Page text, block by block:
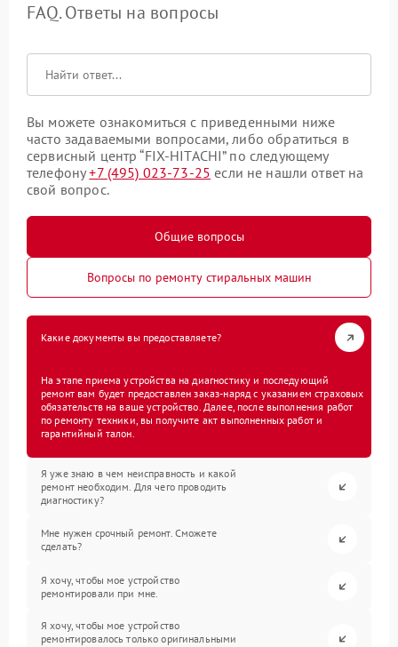
FAQ. Ответы на вопросы
Вы можете ознакомиться с приведенными ниже
часто задаваемыми вопросами, либо обратиться в
сервисный центр “FIX-HITACHI” по следующему
телефону+7 (495) 023-73-25 если не нашли ответ на
свой вопрос.
Общие вопросы
Вопросы по ремонту стиральных машин
Какие документы вы предоставляете?
На этапе приема устройства на диагностику и последующий
ремонт вам будет предоставлен заказ-наряд с указанием страховых
обязательств на ваше устройство. Далее, после выполнения работ
по ремонту техники, вы получите акт выполненных работ и
гарантийный талон.
Я уже знаю в чем неисправность и какой
ремонт необходим. Для чего проводить
диагностику?
Мне нужен срочный ремонт. Сможете
сделать?
Я хочу, чтобы мое устройство
ремонтировали при мне.
Я хочу, чтобы мое устройство
ремонтировалось только оригинальными